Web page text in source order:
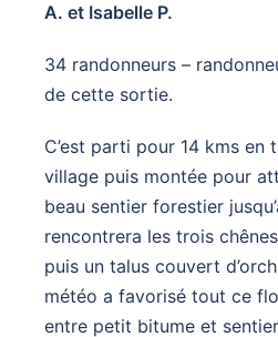
A. et Isabelle P.
34 randonneurs –
de cette sortie.
C’est parti pour 14 kms en
village puis montée pour
beau sentier forestier
rencontrera les trois
puis un talus couvert
météo a favorisé tout ce
entre petit bitume et